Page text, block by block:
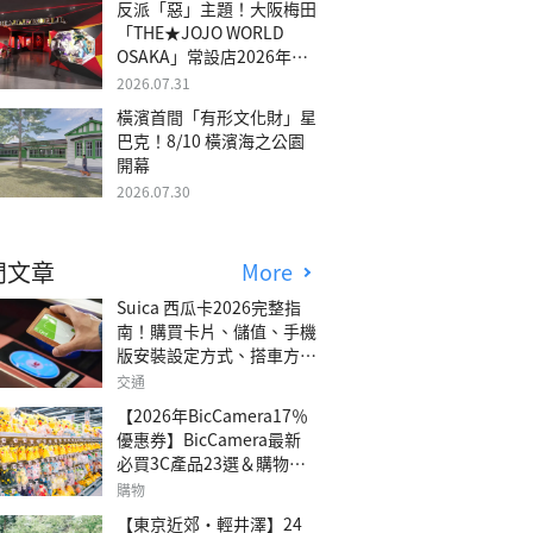
反派「惡」主題！大阪梅田
「THE★JOJO WORLD
OSAKA」常設店2026年冬
季開幕
2026.07.31
橫濱首間「有形文化財」星
巴克！8/10 橫濱海之公園
開幕
2026.07.30
章 More
Suica 西瓜卡2026完整指
南！購買卡片、儲值、手機
版安裝設定方式、搭車方
法、常見問題解答！
交通
【2026年BicCamera17％
優惠券】BicCamera最新
必買3C產品23選＆購物攻
略
購物
【東京近郊・輕井澤】24